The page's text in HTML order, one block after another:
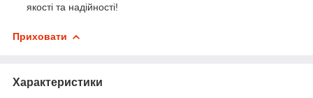
якості та надійності!
Приховати
Характеристики